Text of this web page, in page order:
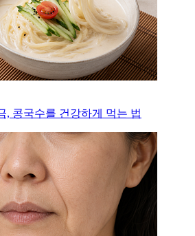
, 콩국수를 건강하게 먹는 법